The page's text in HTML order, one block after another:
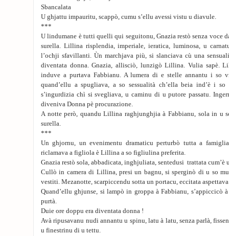
Sbancalata
U ghjattu impauritu, scappò, cumu s’ellu avessi vistu u diavule.
***
U lindumane è tutti quelli qui seguitonu, Gnazia restò senza voce
surella. Lillina risplendia, imperiale, ieratica, luminosa, u
l’ochji sfavillanti. Ùn marchjava più, si slanciava cù una
diventata donna. Gnazia, allisciò, lunzigò Lillina. Vulia sapè.
induve a purtava Fabbianu. A lumera di e stelle annantu i so
quand’ellu a spugliava, a so sessualità ch’ella beia ind’è i
s’ingurdizia chì si svegliava, u caminu di u putore passatu.
diveniva Donna pè procurazione.
A notte però, quandu Lillina raghjunghjia à Fabbianu, sola in u
surella.
***
Un ghjornu, un evenimentu dramaticu perturbò tutta a
riclamava a figliola è Lillina a so figliulina preferita.
Gnazia restò sola, abbadicata, inghjuliata, sentedusi trattata cum’è
Cullò in camera di Lillina, presi un bagnu, si sperginò di u so
vestiti. Mezanotte, scarpiccendu sotta un portacu, eccitata
Quand’ellu ghjunse, si lampò in groppa à Fabbianu, s’appiccicò
purtà.
Duie ore doppu era diventata donna !
Avà ripusavanu nudi annantu u spinu, latu à latu, senza parlà,
u finestrinu di u tettu.